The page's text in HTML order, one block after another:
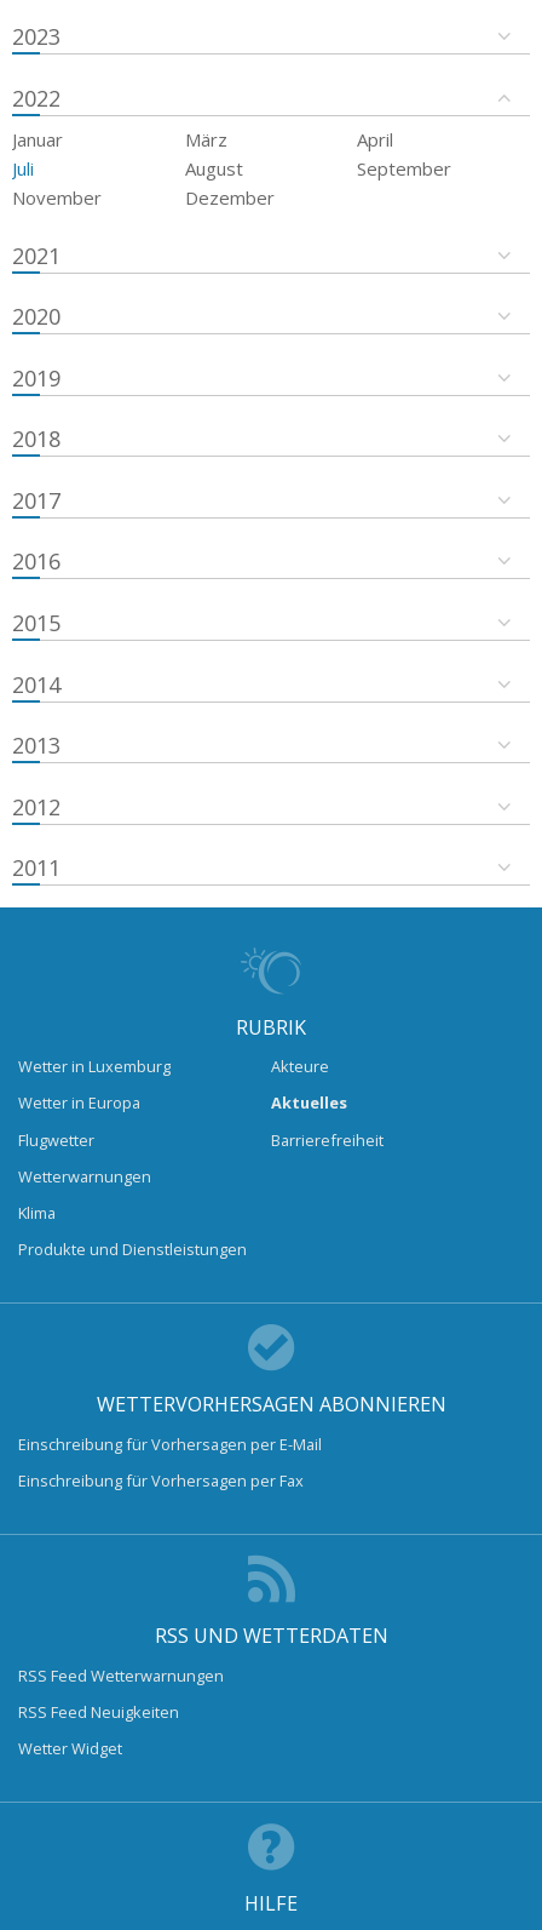
2023
2022
Januar März
April
Juli
August
September
November
Dezember
2021
2020
2019
2018
2017
2016
2015
2014
2013
2012
2011
RUBRIK
Wetter in Luxemburg
Wetter in Europa
Flugwetter
Wetterwarnungen
Klima
Produkte und Dienstleistungen
Akteure
Aktuelles
Barrierefreiheit
WETTERVORHERSAGEN ABONNIEREN
Einschreibung für Vorhersagen per E-Mail
Einschreibung für Vorhersagen per Fax
RSS UND WETTERDATEN
RSS Feed Wetterwarnungen
RSS Feed Neuigkeiten
Wetter Widget
HILFE